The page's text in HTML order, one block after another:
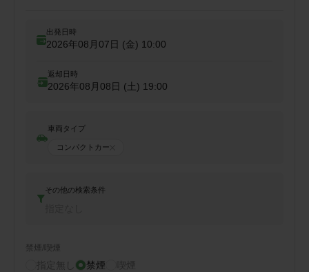
出発日時
2026年08月07日 (金) 10:00
返却日時
2026年08月08日 (土) 19:00
車両タイプ
コンパクトカー
その他の検索条件
禁煙/喫煙
指定無し 禁煙 喫煙